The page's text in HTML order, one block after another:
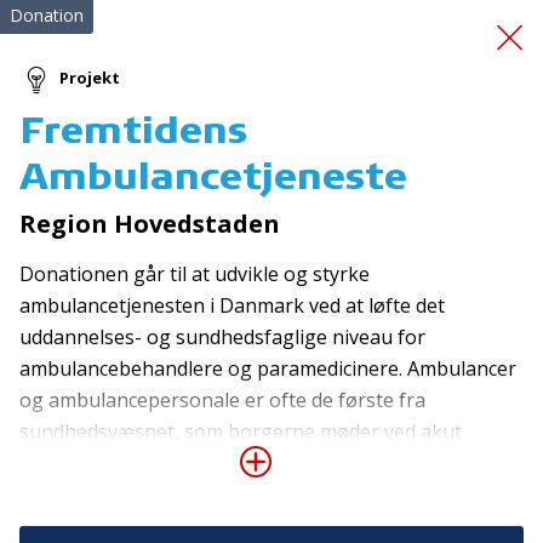
Førstehjælpskursus
Donation
Projekt
Fremtidens
Ambulancetjeneste
Region Hovedstaden
Donationen går til at udvikle og styrke
ambulancetjenesten i Danmark ved at løfte det
uddannelses- og sundhedsfaglige niveau for
ambulancebehandlere og paramedicinere. Ambulancer
og ambulancepersonale er ofte de første fra
sundhedsvæsnet, som borgerne møder ved akut
sygdom og tilskadekomst. Ambulancepersonalet
borgernes kritiske tilstand og faciliterer transport til
Tilmeld nyhedsbrev
De seneste nyheder om TrygFondens og TryghedsGruppens
aktiviteter direkte i din indbakke.